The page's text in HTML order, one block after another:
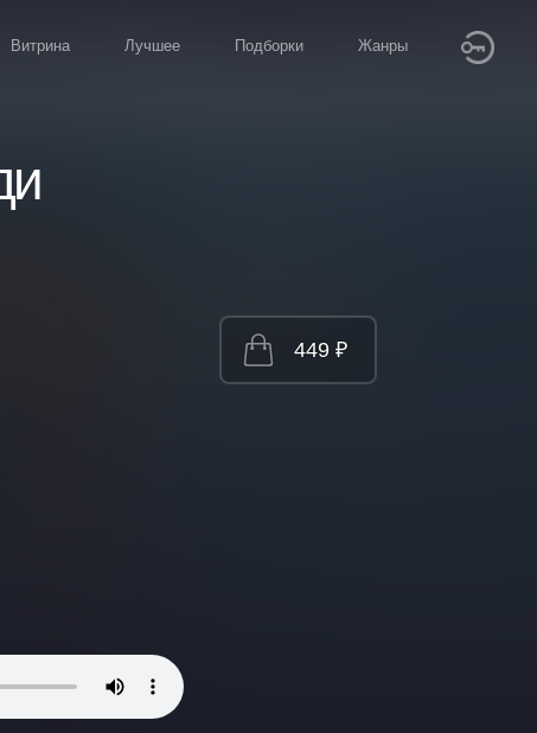
Витрина Лучшее Подборки Жанры
449 ₽